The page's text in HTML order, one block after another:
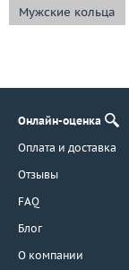
Мужские кольца
Онлайн-оценка
Оплата и доставка
Отзывы
FAQ
Блог
О компании